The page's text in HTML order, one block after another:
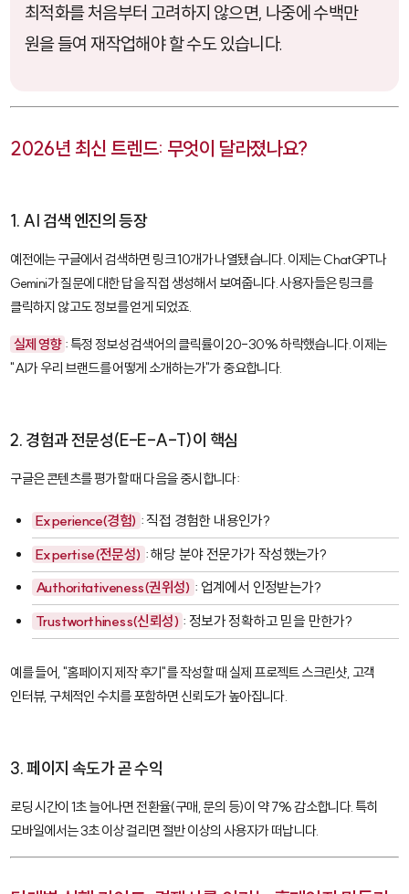
최적화를 처음부터 고려하지 않으면, 나중에 수백만
원을 들여 재작업해야 할 수도 있습니다.
2026년 최신 트렌드: 무엇이 달라졌나요?
1. AI 검색 엔진의 등장
예전에는 구글에서 검색하면 링크 10개가 나열됐습니다. 이제는 ChatGPT나
Gemini가 질문에 대한 답을 직접 생성해서 보여줍니다. 사용자들은 링크를
클릭하지 않고도 정보를 얻게 되었죠.
실제 영향 : 특정 정보성 검색어의 클릭률이 20-30% 하락했습니다. 이제는
"AI가 우리 브랜드를 어떻게 소개하는가"가 중요합니다.
2. 경험과 전문성(E-E-A-T)이 핵심
구글은 콘텐츠를 평가할 때 다음을 중시합니다:
Experience(경험) : 직접 경험한 내용인가?
Expertise(전문성) : 해당 분야 전문가가 작성했는가?
Authoritativeness(권위성) : 업계에서 인정받는가?
Trustworthiness(신뢰성) : 정보가 정확하고 믿을 만한가?
예를 들어, "홈페이지 제작 후기"를 작성할 때 실제 프로젝트 스크린샷, 고객
인터뷰, 구체적인 수치를 포함하면 신뢰도가 높아집니다.
3. 페이지 속도가 곧 수익
로딩 시간이 1초 늘어나면 전환율(구매, 문의 등)이 약 7% 감소합니다. 특히
모바일에서는 3초 이상 걸리면 절반 이상의 사용자가 떠납니다.